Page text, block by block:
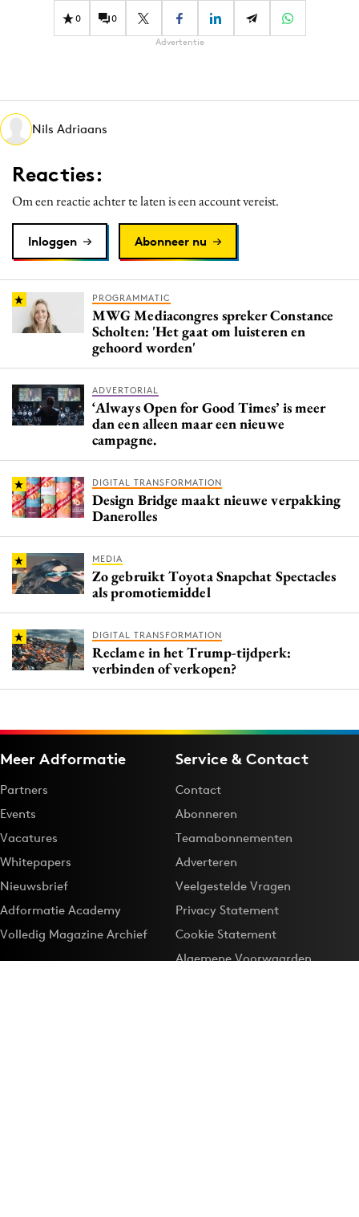
Effectiviteit
Martech
Merkstrategie
PR
Programmatic
Purpose Marketing
Reputatie & crisis
0 0
Advertentie
Nils Adriaans
Reacties:
Om een reactie achter te laten is een account vereist.
Inloggen Abonneer nu
PROGRAMMATIC
MWG Mediacongres spreker Constance
Scholten: 'Het gaat om luisteren en
gehoord worden'
ADVERTORIAL
‘Always Open for Good Times’ is meer
dan een alleen maar een nieuwe
campagne.
DIGITAL TRANSFORMATION
Design Bridge maakt nieuwe verpakking
Danerolles
MEDIA
Zo gebruikt Toyota Snapchat Spectacles
als promotiemiddel
DIGITAL TRANSFORMATION
Reclame in het Trump-tijdperk:
verbinden of verkopen?
Meer Adformatie
Partners
Events
Vacatures
Whitepapers
Nieuwsbrief
Adformatie Academy
Volledig Magazine Archief
Service & Contact
Contact
Abonneren
Teamabonnementen
Adverteren
Veelgestelde Vragen
Privacy Statement
Cookie Statement
Algemene Voorwaarden